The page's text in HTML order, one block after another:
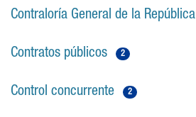
Contraloría General de la República
Contratos públicos 2
Control concurrente 2